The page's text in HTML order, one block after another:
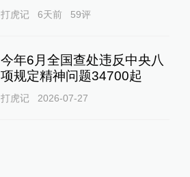
打虎记 6天前 59评
今年6月全国查处违反中央八
项规定精神问题34700起
打虎记 2026-07-27